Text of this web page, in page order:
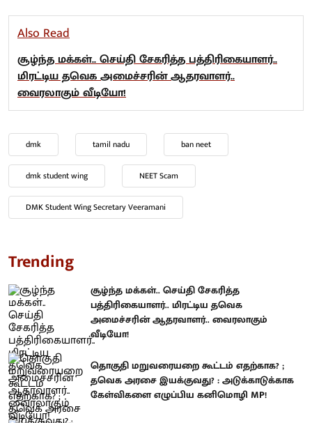
Also Read
சூழ்ந்த மக்கள்.. செய்தி சேகரித்த பத்திரிகையாளர்..
மிரட்டிய தவெக அமைச்சரின் ஆதரவாளர்..
வைரலாகும் வீடியோ!
dmk tamil nadu ban neet
dmk student wing NEET Scam
DMK Student Wing Secretary Veeramani
Trending
சூழ்ந்த மக்கள்.. செய்தி சேகரித்த
பத்திரிகையாளர்.. மிரட்டிய தவெக
அமைச்சரின் ஆதரவாளர்.. வைரலாகும்
வீடியோ!
தொகுதி மறுவரையறை கூட்டம் எதற்காக? ;
தவெக அரசை இயக்குவது? : அடுக்காடுக்காக
கேள்விகளை எழுப்பிய கனிமொழி MP!